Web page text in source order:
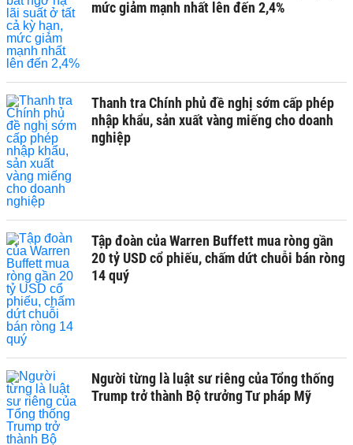
mức giảm mạnh nhất lên đến 2,4%
Thanh tra Chính phủ đề nghị sớm cấp phép
nhập khẩu, sản xuất vàng miếng cho doanh
nghiệp
Tập đoàn của Warren Buffett mua ròng gần
20 tỷ USD cổ phiếu, chấm dứt chuỗi bán ròng
14 quý
Người từng là luật sư riêng của Tổng thống
Trump trở thành Bộ trưởng Tư pháp Mỹ